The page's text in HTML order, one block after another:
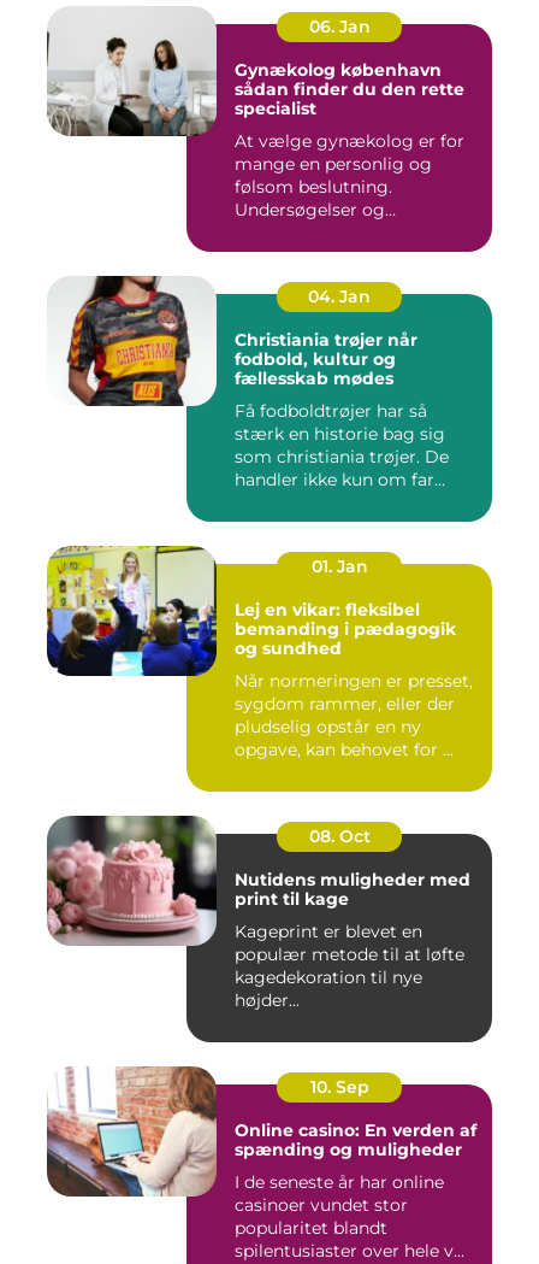
06. Jan
Gynækolog københavn
sådan finder du den rette
specialist
At vælge gynækolog er for
mange en personlig og
følsom beslutning.
Undersøgelser og
04. Jan
Christiania trøjer når
fodbold, kultur og
fællesskab mødes
Få fodboldtrøjer har så
stærk en historie bag sig
som christiania trøjer. De
handler ikke kun om far...
01. Jan
Lej en vikar: fleksibel
bemanding i pædagogik
og sundhed
Når normeringen er presset,
sygdom rammer, eller der
pludselig opstår en ny
opgave, kan behovet for ...
08. Oct
Nutidens muligheder med
print til kage
Kageprint er blevet en
populær metode til at løfte
kagedekoration til nye
højder...
10. Sep
Online casino: En verden af
spænding og muligheder
I de seneste år har online
casinoer vundet stor
popularitet blandt
spilentusiaster over hele v...